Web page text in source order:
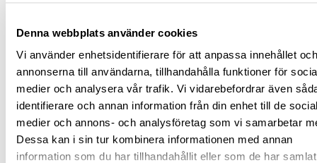
Denna webbplats använder cookies
Vi använder enhetsidentifierare för att anpassa innehållet och
annonserna till användarna, tillhandahålla funktioner för
medier och analysera vår trafik. Vi vidarebefordrar även
identifierare och annan information från din enhet till de
medier och annons- och analysföretag som vi samarbetar
Dessa kan i sin tur kombinera informationen med annan
information som du har tillhandahållit eller som de har
KÖP
Jönköping huvudlager Finns i lager online
Jönköping butik Slut i lager
Slut i lager